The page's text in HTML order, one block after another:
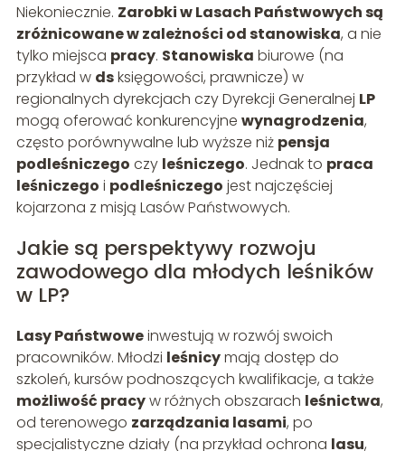
Niekoniecznie. Zarobki w Lasach Państwowych są
zróżnicowane w zależności od stanowiska, a nie
tylko miejsca pracy. Stanowiska biurowe (na
przykład w dsksięgowości, prawnicze) w
regionalnych dyrekcjach czy Dyrekcji Generalnej LP
mogą oferować konkurencyjne wynagrodzenia,
często porównywalne lub wyższe niż pensja
podleśniczego czy leśniczego. Jednak to praca
leśniczego i podleśniczego jest najczęściej
kojarzona z misją Lasów Państwowych.
Jakie są perspektywy rozwoju
zawodowego dla młodych leśników
w LP?
Lasy Państwoweinwestują w rozwój swoich
pracowników. Młodzi leśnicymają dostęp do
szkoleń, kursów podnoszących kwalifikacje, a także
możliwość pracyw różnych obszarach leśnictwa,
od terenowego zarządzania lasami, po
specjalistyczne działy (na przykład ochrona lasu,